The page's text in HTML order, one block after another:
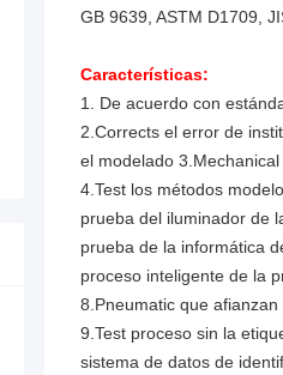
GB 9639, ASTM D1709,
Características:
1. De acuerdo con
2.Corrects el error de
el modelado
4.Test los métodos
prueba del iluminador de
prueba de la informática
proceso inteligente de la
8.Pneumatic que
9.Test proceso sin la
sistema de datos de